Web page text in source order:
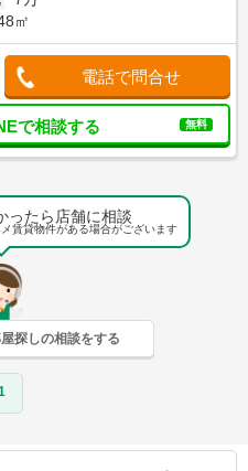
㎡
電話で問合せ
で相談する 無料
ったら店舗に相談
賃貸物件がある場合がございます
探しの相談をする